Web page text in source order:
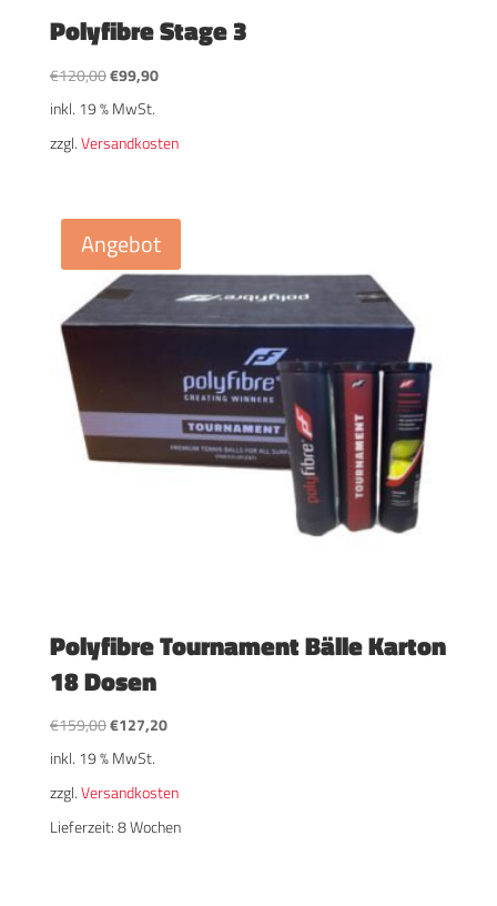
Polyfibre Stage 3
€120,00Ursprünglicher
Preis
€120,00
€99,90Aktueller
€99,90.
inkl. 19 % MwSt.
zzgl.Versandkosten
Angebot
Polyfibre Tournament Bälle Karton
18 Dosen
€159,00Ursprünglicher
Preis
€159,00
€127,20Aktueller
€127,20.
inkl. 19 % MwSt.
zzgl.Versandkosten
Lieferzeit:8 Wochen